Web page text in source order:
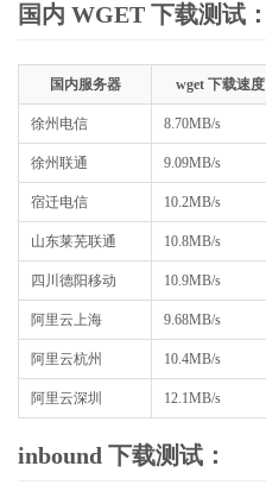
国内 WGET 下载测试：
国内服务器 wget 下载速度
徐州电信 8.70MB/s
徐州联通 9.09MB/s
宿迁电信 10.2MB/s
山东莱芜联通 10.8MB/s
四川德阳移动 10.9MB/s
阿里云上海 9.68MB/s
阿里云杭州 10.4MB/s
阿里云深圳 12.1MB/s
inbound 下载测试：